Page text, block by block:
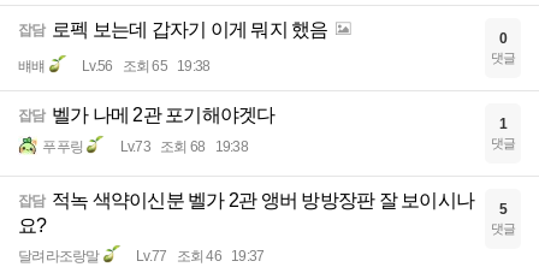
잡담 로펙 보는데 갑자기 이게 뭐지 했음
뱨뱨 Lv.56 조회 65 19:38
0
댓글
잡담 벨가 나메 2관 포기해야겟다
푸푸링 Lv.73 조회 68 19:38
1
댓글
잡담 적녹 색약이신분 벨가 2관 앵버 방방장판 잘 보이시나
요?
달려라조랑말 Lv.77 조회 46 19:37
5
댓글